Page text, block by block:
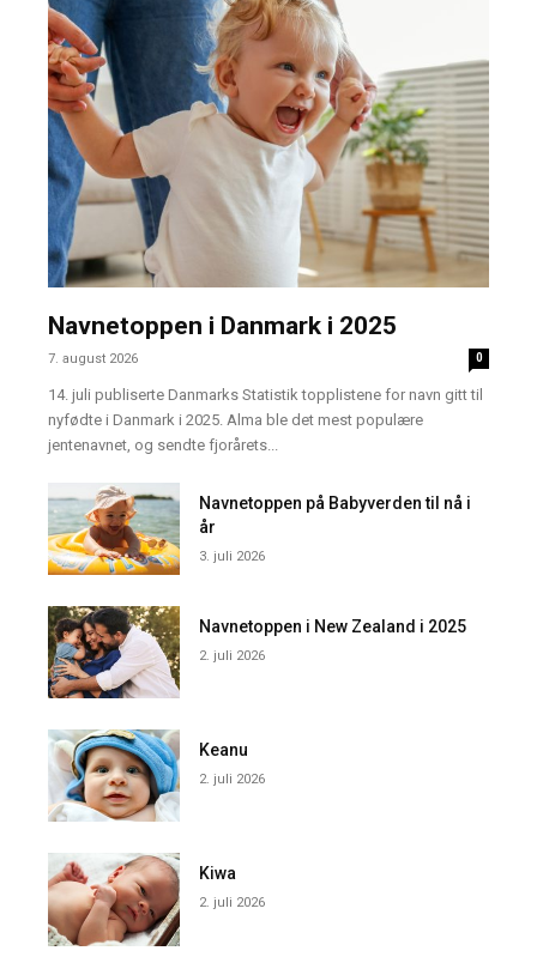
Navnetoppen i Danmark i 2025
7. august 2026 0
14. juli publiserte Danmarks Statistik topplistene for navn gitt til
nyfødte i Danmark i 2025. Alma ble det mest populære
jentenavnet, og sendte fjorårets...
Navnetoppen på Babyverden til nå i
år
3. juli 2026
Navnetoppen i New Zealand i 2025
2. juli 2026
Keanu
2. juli 2026
Kiwa
2. juli 2026